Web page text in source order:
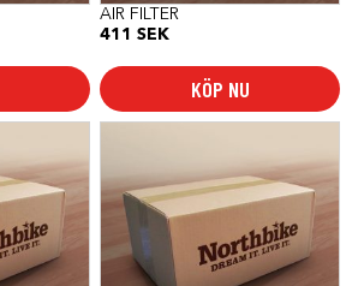
AIR FILTER
411 SEK
KÖP NU